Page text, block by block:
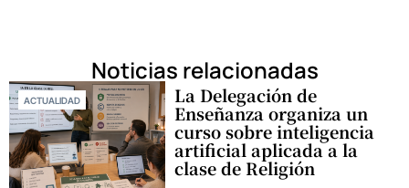
Noticias relacionadas
ACTUALIDAD La Delegación de
Enseñanza organiza un
curso sobre inteligencia
artificial aplicada a la
clase de Religión